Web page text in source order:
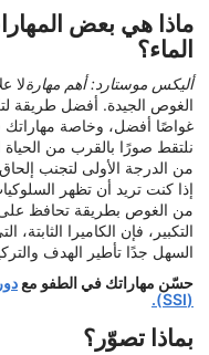
ماذا هي بعض
الماء؟
أليكس موستارد: أهم مهارةلا
الغوص الجيدة. أفضل طريقة
غواصًا أفضل، وخاصة مهاراتك
نلتقط صورًا بالقرب من
من الدرجة الأولى لتجنب
إذا كنت تريد أن تظهر
من الغوص بطريقة تحافظ على
التكبير، فإن الكاميرا
السهل جدًا تأطير الهدف
حسّن مهاراتك في الطفو مع
(SSI).
بماذا تصوّر؟